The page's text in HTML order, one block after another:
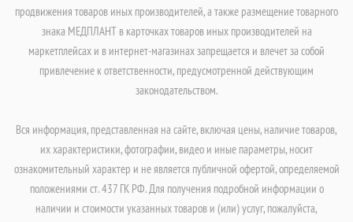
продвижения товаров иных производителей, а также размещение товарного
знака МЕДПЛАНТ в карточках товаров иных производителей на
маркетплейсах и в интернет-магазинах запрещается и влечет за собой
привлечение к ответственности, предусмотренной действующим
законодательством.
Вся информация, представленная на сайте, включая цены, наличие товаров,
их характеристики, фотографии, видео и иные параметры, носит
ознакомительный характер и не является публичной офертой, определяемой
положениями ст. 437 ГК РФ. Для получения подробной информации о
наличии и стоимости указанных товаров и (или) услуг, пожалуйста,